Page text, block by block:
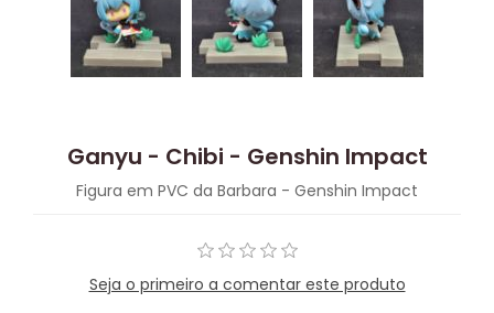
Ganyu - Chibi - Genshin Impact
Figura em PVC da Barbara - Genshin Impact
Seja o primeiro a comentar este produto